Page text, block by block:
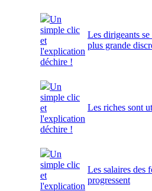
Un
simple clic
et
l'explication
déchire !
Les dirigeants
plus grande
Un
simple clic
et
l'explication
déchire !
Les riches sont
Un
simple clic
et
l'explication
Les salaires des
progressent